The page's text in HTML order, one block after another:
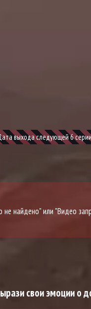
выхода следующей 6
не найдено" или "Видео
свои эмоции о